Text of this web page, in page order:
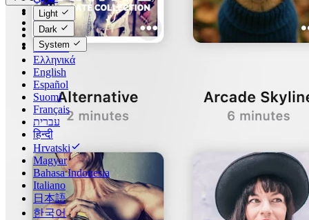
Català
Čeština
Dansk
Deutsch
Ελληνικά
English
Español
Suomi
Français
עברית
हिन्दी
Hrvatski
Magyar
Bahasa Indonesia
Italiano
日本語
한국어
Light
Dark
System